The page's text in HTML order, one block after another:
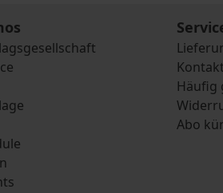
Kontakt
Häufig
Abo